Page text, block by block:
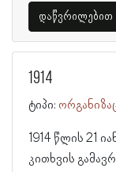
დაწვრილებით
1914
ტიპი:
1914 წლის 21
კითხვის